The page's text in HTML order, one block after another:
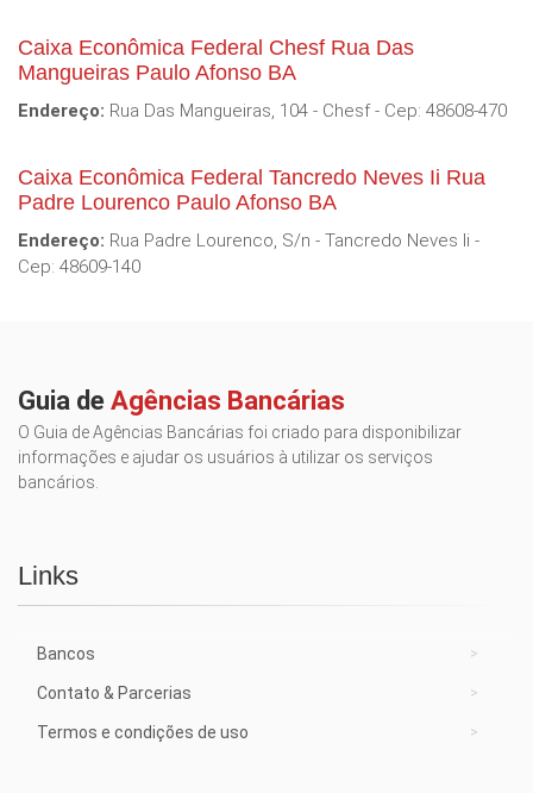
Caixa Econômica Federal Chesf Rua Das
Mangueiras Paulo Afonso BA
Endereço: Rua Das Mangueiras, 104 - Chesf - Cep: 48608-470
Caixa Econômica Federal Tancredo Neves Ii Rua
Padre Lourenco Paulo Afonso BA
Endereço: Rua Padre Lourenco, S/n - Tancredo Neves Ii -
Cep: 48609-140
Guia de Agências Bancárias
O Guia de Agências Bancárias foi criado para disponibilizar
informações e ajudar os usuários à utilizar os serviços
bancários.
Links
Bancos
Contato & Parcerias
Termos e condições de uso